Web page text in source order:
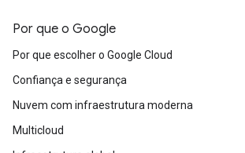
Por que o Google
Por que escolher o Google Cloud
Confiança e segurança
Nuvem com infraestrutura moderna
Multicloud